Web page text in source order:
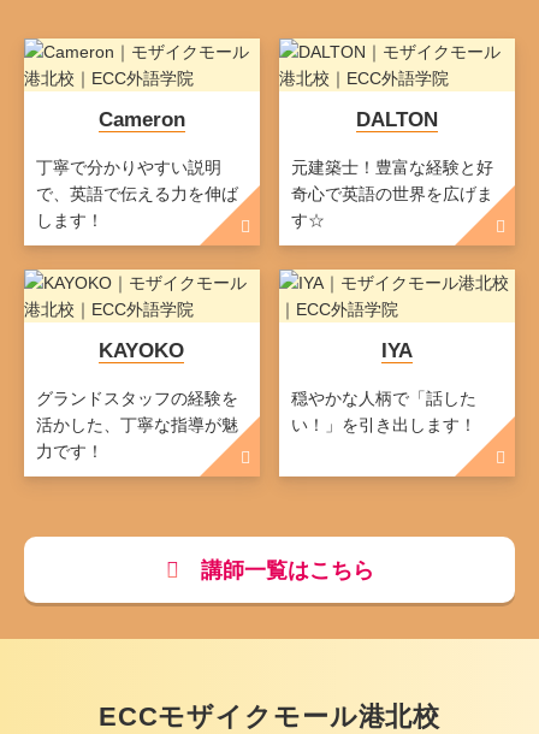
Cameron
丁寧で分かりやすい説明
で、英語で伝える力を伸ば
します！
DALTON
元建築士！豊富な経験と好
奇心で英語の世界を広げま
す☆
KAYOKO
グランドスタッフの経験を
活かした、丁寧な指導が魅
力です！
IYA
穏やかな人柄で「話した
い！」を引き出します！
講師一覧はこちら
ECCモザイクモール港北校